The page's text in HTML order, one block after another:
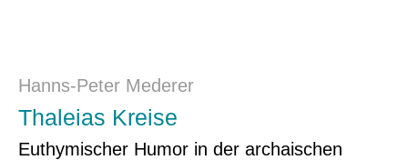
Hanns-Peter Mederer
Thaleias Kreise
Euthymischer Humor in der archaischen